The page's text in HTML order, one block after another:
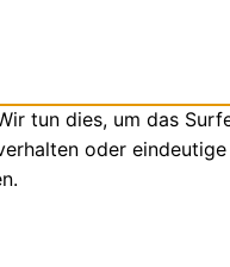
tun dies, um das
oder